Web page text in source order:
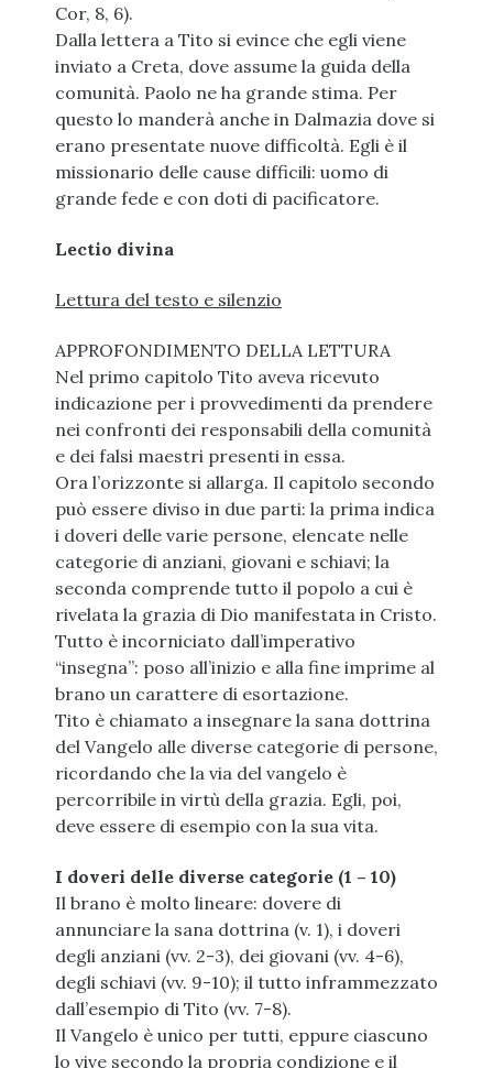
Cor, 8, 6).
Dalla lettera a Tito si evince che egli viene
inviato a Creta, dove assume la guida della
comunità. Paolo ne ha grande stima. Per
questo lo manderà anche in Dalmazia dove si
erano presentate nuove difficoltà. Egli è il
missionario delle cause difficili: uomo di
grande fede e con doti di pacificatore.
Lectio divina
Lettura del testo e silenzio
APPROFONDIMENTO DELLA LETTURA
Nel primo capitolo Tito aveva ricevuto
indicazione per i provvedimenti da prendere
nei confronti dei responsabili della comunità
e dei falsi maestri presenti in essa.
Ora l’orizzonte si allarga. Il capitolo secondo
può essere diviso in due parti: la prima indica
i doveri delle varie persone, elencate nelle
categorie di anziani, giovani e schiavi; la
seconda comprende tutto il popolo a cui è
rivelata la grazia di Dio manifestata in Cristo.
Tutto è incorniciato dall’imperativo
“insegna”: poso all’inizio e alla fine imprime al
brano un carattere di esortazione.
Tito è chiamato a insegnare la sana dottrina
del Vangelo alle diverse categorie di persone,
ricordando che la via del vangelo è
percorribile in virtù della grazia. Egli, poi,
deve essere di esempio con la sua vita.
I doveri delle diverse categorie (1 – 10)
Il brano è molto lineare: dovere di
annunciare la sana dottrina (v. 1), i doveri
degli anziani (vv. 2-3), dei giovani (vv. 4-6),
degli schiavi (vv. 9-10); il tutto inframmezzato
dall’esempio di Tito (vv. 7-8).
Il Vangelo è unico per tutti, eppure ciascuno
lo vive secondo la propria condizione e il